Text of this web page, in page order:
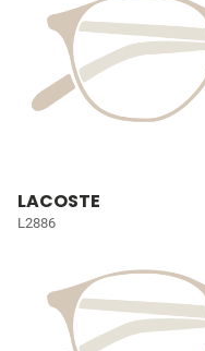
LACOSTE
L2886